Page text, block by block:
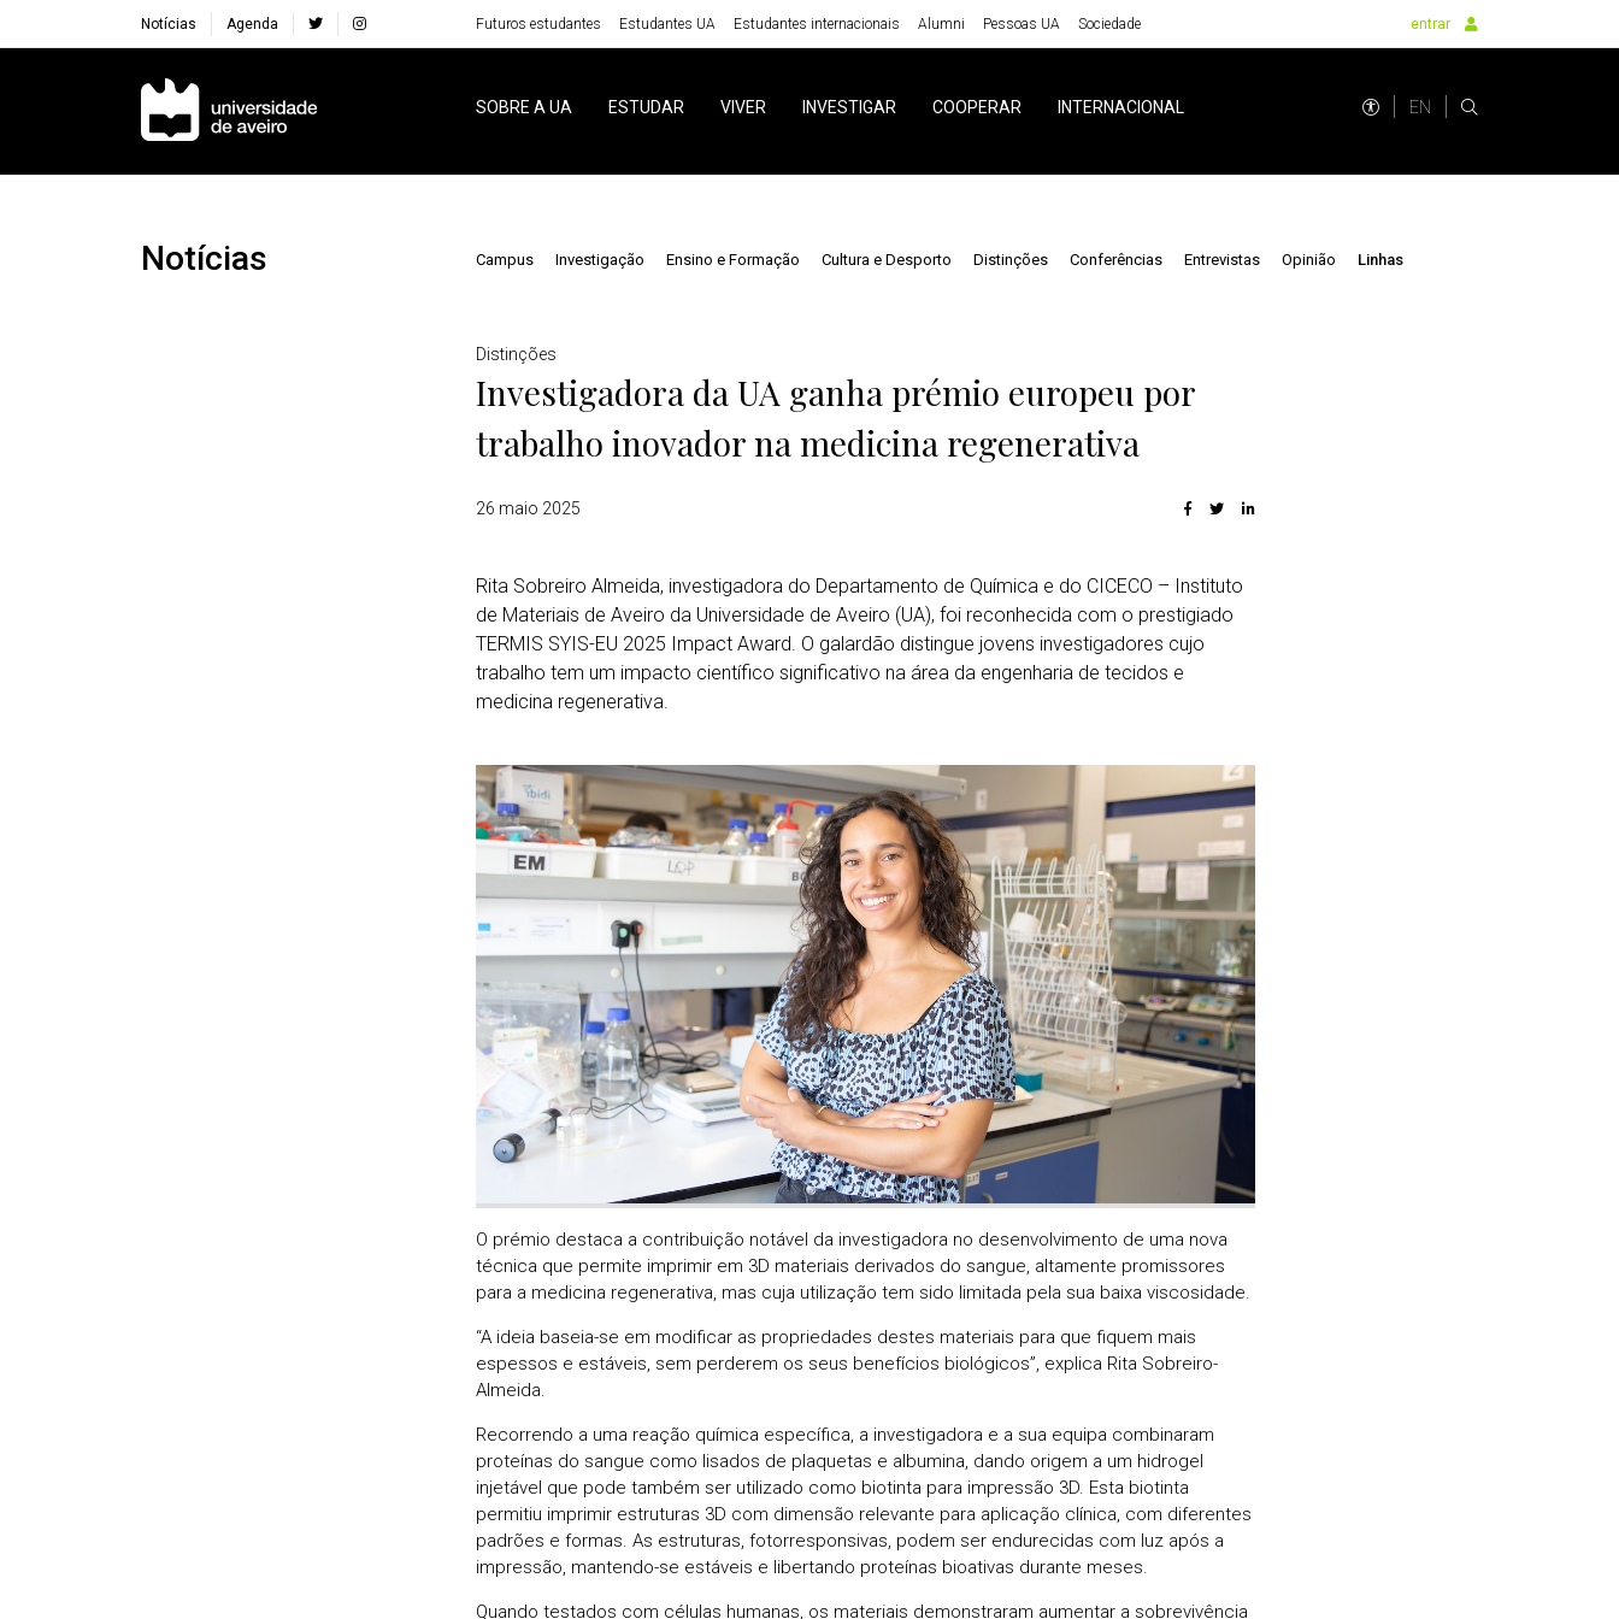
Notícias Agenda Futuros estudantes Estudantes UA Estudantes internacionais Alumni Pessoas UA Sociedade entrar
Navegação Principal
SOBRE A UA ESTUDAR VIVER INVESTIGAR COOPERAR INTERNACIONAL EN
Notícias Campus Investigação Ensino e Formação Cultura e Desporto Distinções Conferências Entrevistas Opinião Linhas
Distinções
Investigadora da UA ganha prémio europeu por
trabalho inovador na medicina regenerativa
26 maio 2025
Rita Sobreiro Almeida, investigadora do Departamento de Química e do CICECO – Instituto
de Materiais de Aveiro da Universidade de Aveiro (UA), foi reconhecida com o prestigiado
TERMIS SYIS-EU 2025 Impact Award. O galardão distingue jovens investigadores cujo
trabalho tem um impacto científico significativo na área da engenharia de tecidos e
medicina regenerativa.
O prémio destaca a contribuição notável da investigadora no desenvolvimento de uma nova
técnica que permite imprimir em 3D materiais derivados do sangue, altamente promissores
para a medicina regenerativa, mas cuja utilização tem sido limitada pela sua baixa viscosidade.
“A ideia baseia-se em modificar as propriedades destes materiais para que fiquem mais
espessos e estáveis, sem perderem os seus benefícios biológicos”, explica Rita Sobreiro-
Almeida.
Recorrendo a uma reação química específica, a investigadora e a sua equipa combinaram
proteínas do sangue como lisados de plaquetas e albumina, dando origem a um hidrogel
injetável que pode também ser utilizado como biotinta para impressão 3D. Esta biotinta
permitiu imprimir estruturas 3D com dimensão relevante para aplicação clínica, com diferentes
padrões e formas. As estruturas, fotorresponsivas, podem ser endurecidas com luz após a
impressão, mantendo-se estáveis e libertando proteínas bioativas durante meses.
Quando testados com células humanas, os materiais demonstraram aumentar a sobrevivência